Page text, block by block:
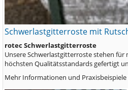
Schwerlastgitterroste mit
rotec Schwerlastgitterroste
Unsere Schwerlastgitterroste stehen für
höchsten Qualitätsstandards gefertigt
Mehr Informationen und